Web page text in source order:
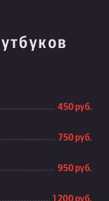
450 руб.
750 руб.
950 руб.
1 200 руб.